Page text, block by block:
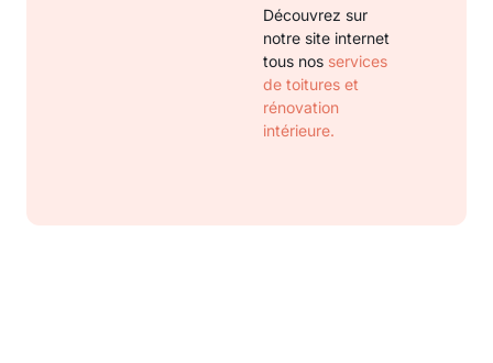
Découvrez sur
notre site internet
tous nos services
de toitures et
rénovation
intérieure.